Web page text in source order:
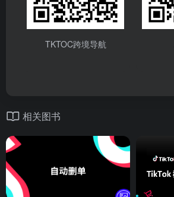
TKTOC跨境导航
相关图书